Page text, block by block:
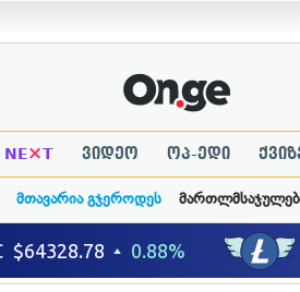
NE×T ვიდეო ოპ-ედი
მთავარია გჯეროდეს